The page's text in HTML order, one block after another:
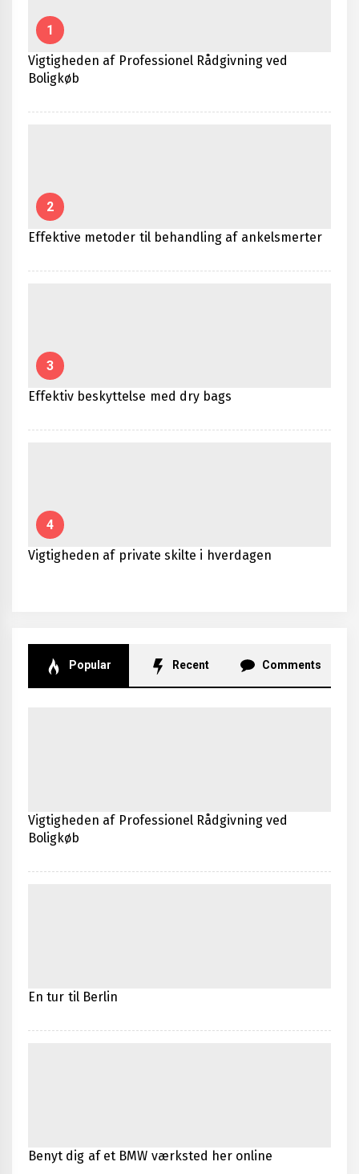
1
Vigtigheden af Professionel Rådgivning ved
Boligkøb
2
Effektive metoder til behandling af ankelsmerter
3
Effektiv beskyttelse med dry bags
4
Vigtigheden af private skilte i hverdagen
Popular Recent Comments
Vigtigheden af Professionel Rådgivning ved
Boligkøb
En tur til Berlin
Benyt dig af et BMW værksted her online